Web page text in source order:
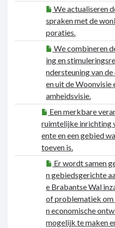
We actualiseren
spraken met de
poraties.
We combineren
ing en
ndersteuning van
en uit de Woonvisie
amheidsvisie.
Een merkbare
ruimtelijke inrichting
ente en een gebied
toeven is.
Er wordt samen
n gebiedsgerichte
e Brabantse Wal
of problematiek
n economische
mogelijk te maken